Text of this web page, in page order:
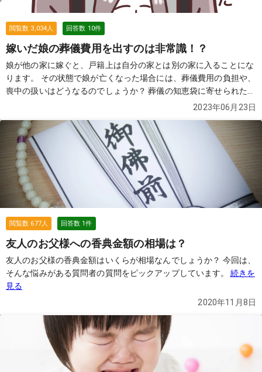
閲覧数 3,034人 回答数 10件
嫁いだ娘の葬儀費用を出すのは非常識！？
娘が他の家に嫁ぐと、戸籍上は自分の家とは別の家に入ることにな
ります。 その状態で娘が亡くなった場合には、葬儀費用の負担や、
喪中の扱いはどうなるのでしょうか？ 葬儀の知恵袋に寄せられた質
2023年06月23日
閲覧数 677人 回答数 1件
友人のお父様への香典金額の相場は？
友人のお父様の香典金額はいくらが相場なんでしょうか？ 今回は、
そんな悩みがある質問者の質問をピックアップしています。
続きを
見る
2020年11月8日